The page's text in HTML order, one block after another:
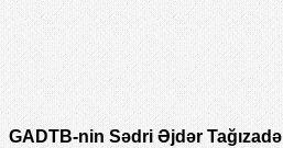
GADTB-nin Sədri Əjdər Tağızadə